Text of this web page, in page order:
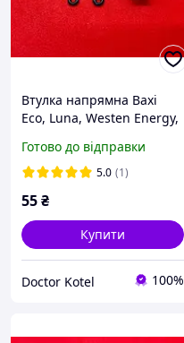
Втулка напрямна Baxi
Eco, Luna, Westen Energy,
Готово до відправки
5.0 (1)
55₴
Купити
Doctor Kotel 100%